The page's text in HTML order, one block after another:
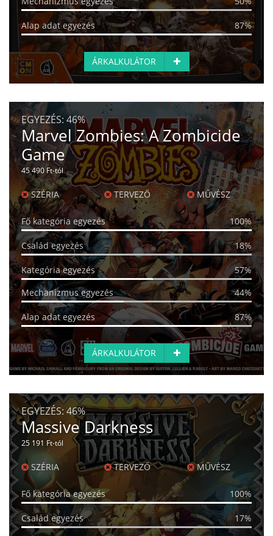
Alap adat egyezés 87%
ÁRKALKULÁTOR
EGYEZÉS: 46%
Marvel Zombies: A Zombicide
Game
45 490 Ft-tól
SZÉRIA TERVEZŐ MŰVÉSZ
Fő kategória egyezés 100%
Család egyezés 18%
Kategória egyezés
57%
Mechanizmus egyezés
44%
Alap adat egyezés 87%
ÁRKALKULÁTOR
EGYEZÉS: 46%
Massive Darkness
25 191 Ft-tól
SZÉRIA TERVEZŐ MŰVÉSZ
Fő kategória egyezés 100%
Család egyezés 17%